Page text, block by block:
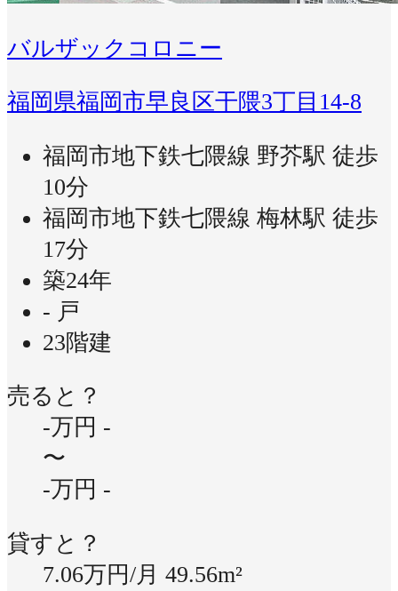
バルザックコロニー
福岡県福岡市早良区干隈3丁目14-8
福岡市地下鉄七隈線 野芥駅 徒歩
10分
福岡市地下鉄七隈線 梅林駅 徒歩
17分
築24年
- 戸
23階建
売ると？
-万円 -
〜
-万円 -
貸すと？
7.06万円/月 49.56m²